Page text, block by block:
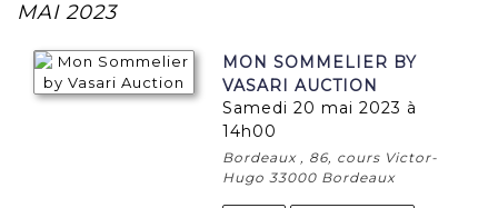
MAI 2023
MON SOMMELIER BY
VASARI AUCTION
samedi 20 mai 2023 à
14h00
Bordeaux , 86, cours Victor-
Hugo 33000 Bordeaux